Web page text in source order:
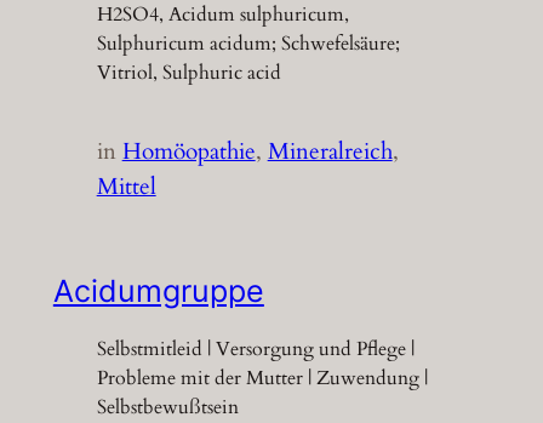
H2SO4, Acidum sulphuricum,
Sulphuricum acidum; Schwefelsäure;
Vitriol, Sulphuric acid
inHomöopathie, Mineralreich
Mittel
Acidumgruppe
Selbstmitleid | Versorgung und Pflege |
Probleme mit der Mutter | Zuwendung |
Selbstbewußtsein